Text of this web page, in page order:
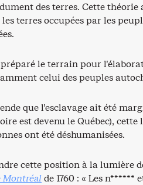
des terres. Cette théorie
terres occupées par les
le terrain pour
celui des peuples
que l’esclavage ait été
est devenu le Québec), cette
ont été déshumanisées.
cette position à la lumière
Montréalde 1760 : « Les n******